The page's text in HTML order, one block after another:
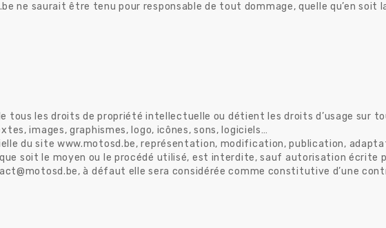
ne saurait être tenu pour responsable de tout dommage, quelle qu’en soit
tous les droits de propriété intellectuelle ou détient les droits d’usage sur
images, graphismes, logo, icônes, sons, logiciels…
du site www.motosd.be, représentation, modification, publication,
soit le moyen ou le procédé utilisé, est interdite, sauf autorisation écrite
à défaut elle sera considérée comme constitutive d’une